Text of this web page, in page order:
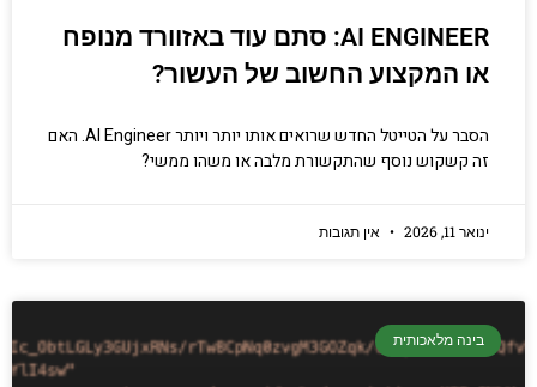
AI ENGINEER: סתם עוד באזוורד מנופח
או המקצוע החשוב של העשור?
הסבר על הטייטל החדש שרואים אותו יותר ויותר AI Engineer. האם
זה קשקוש נוסף שהתקשורת מלבה או משהו ממשי?
ינואר 11, 2026 אין תגובות
בינה מלאכותית